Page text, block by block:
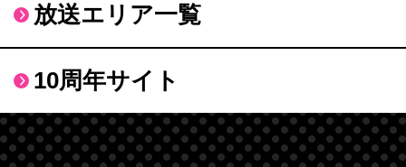
放送エリア一覧
10周年サイト